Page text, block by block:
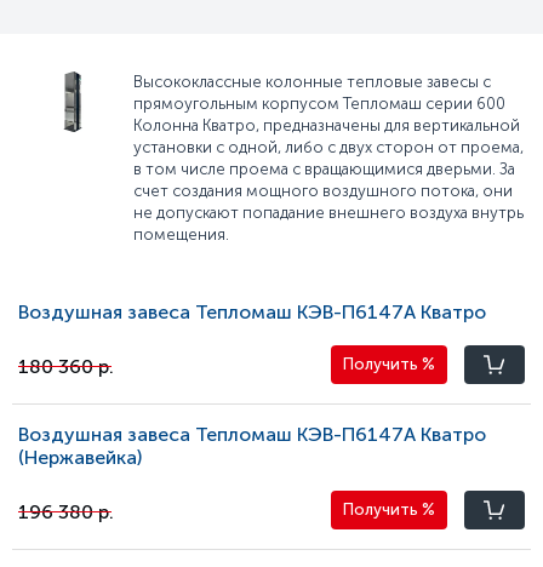
Высококлассные колонные тепловые завесы с
прямоугольным корпусом Тепломаш серии 600
Колонна Кватро, предназначены для вертикальной
установки с одной, либо c двух сторон от проема,
в том числе проема с вращающимися дверьми. За
счет создания мощного воздушного потока, они
не допускают попадание внешнего воздуха внутрь
помещения.
Воздушная завеса Тепломаш КЭВ-П6147A Кватро
180 360 р. Получить %
Воздушная завеса Тепломаш КЭВ-П6147A Кватро
(Нержавейка)
196 380 р. Получить %